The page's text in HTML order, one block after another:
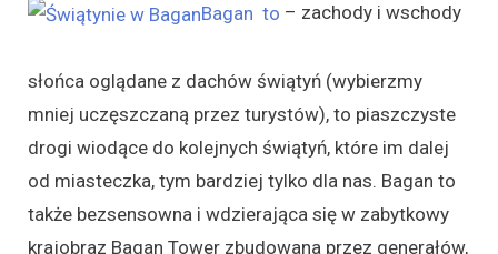
Bagan to – zachody i wschody
słońca oglądane z dachów świątyń (wybierzmy
mniej uczęszczaną przez turystów), to piaszczyste
drogi wiodące do kolejnych świątyń, które im dalej
od miasteczka, tym bardziej tylko dla nas. Bagan to
także bezsensowna i wdzierająca się w zabytkowy
krajobraz Bagan Tower zbudowana przez generałów,